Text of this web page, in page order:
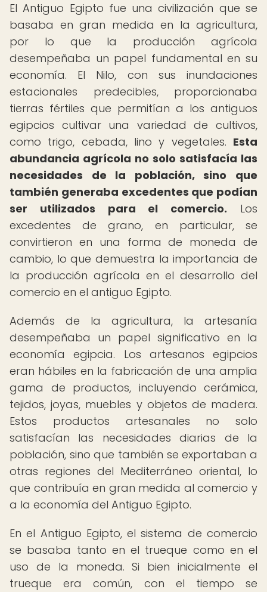
El Antiguo Egipto fue una civilización que se
basaba en gran medida en la agricultura,
por lo que la producción agrícola
desempeñaba un papel fundamental en su
economía. El Nilo, con sus inundaciones
estacionales predecibles, proporcionaba
tierras fértiles que permitían a los antiguos
egipcios cultivar una variedad de cultivos,
como trigo, cebada, lino y vegetales. Esta
abundancia agrícola no solo satisfacía las
necesidades de la población, sino que
también generaba excedentes que podían
ser utilizados para el comercio. Los
excedentes de grano, en particular, se
convirtieron en una forma de moneda de
cambio, lo que demuestra la importancia de
la producción agrícola en el desarrollo del
comercio en el antiguo Egipto.
Además de la agricultura, la artesanía
desempeñaba un papel significativo en la
economía egipcia. Los artesanos egipcios
eran hábiles en la fabricación de una amplia
gama de productos, incluyendo cerámica,
tejidos, joyas, muebles y objetos de madera.
Estos productos artesanales no solo
satisfacían las necesidades diarias de la
población, sino que también se exportaban a
otras regiones del Mediterráneo oriental, lo
que contribuía en gran medida al comercio y
a la economía del Antiguo Egipto.
En el Antiguo Egipto, el sistema de comercio
se basaba tanto en el trueque como en el
uso de la moneda. Si bien inicialmente el
trueque era común, con el tiempo se